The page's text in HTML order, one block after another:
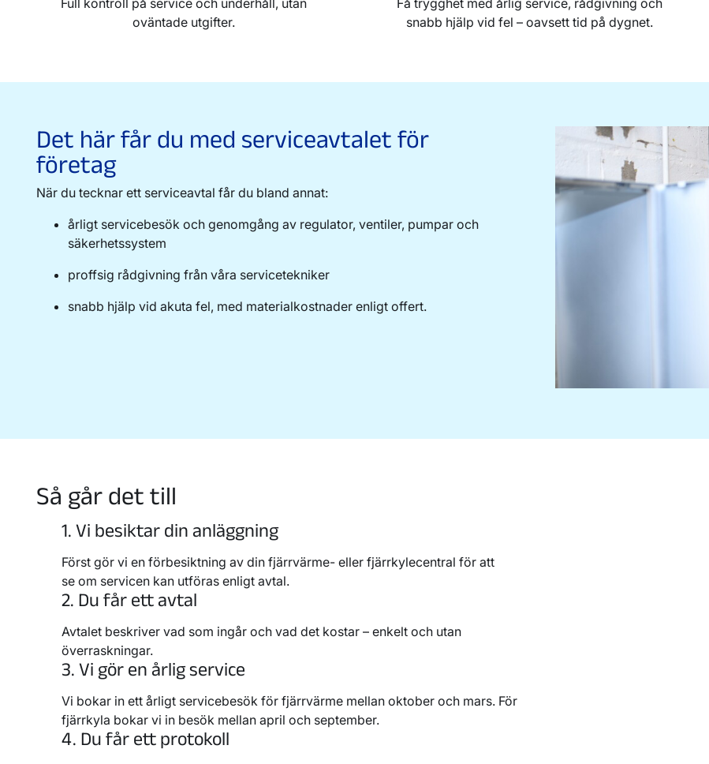
Full kontroll på service och underhåll, utan
oväntade utgifter.
Få trygghet med årlig service, rådgivning och
snabb hjälp vid fel – oavsett tid på dygnet.
Det här får du med serviceavtalet för
företag
När du tecknar ett serviceavtal får du bland annat:
årligt servicebesök och genomgång av regulator, ventiler, pumpar och
säkerhetssystem
proffsig rådgivning från våra servicetekniker
snabb hjälp vid akuta fel, med materialkostnader enligt offert.
Så går det till
1. Vi besiktar din anläggning
Först gör vi en förbesiktning av din fjärrvärme- eller fjärrkylecentral för att
se om servicen kan utförasenligt avtal.
2. Du får ett avtal
Avtalet beskriver vad som ingår och vad det kostar – enkelt och utan
överraskningar.
3. Vi gör en årlig service
Vi bokar in ett årligt servicebesök för fjärrvärme mellan oktober och mars. För
fjärrkyla bokar vi in besök mellan april och september.
4. Du får ett protokoll